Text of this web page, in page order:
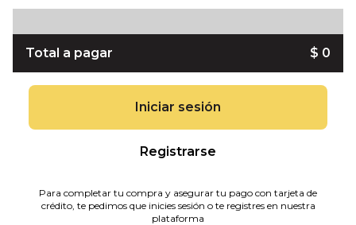
Total a pagar $ 0
Iniciar sesión
Registrarse
Para completar tu compra y asegurar tu pago con tarjeta de
crédito, te pedimos que inicies sesión o te registres en nuestra
plataforma